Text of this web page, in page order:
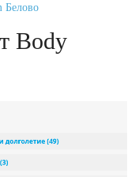
Белово
Body